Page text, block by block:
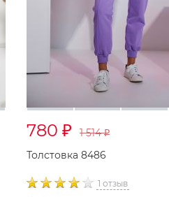
780 ₽ 1 514₽
Толстовка 8486
1 отзыв